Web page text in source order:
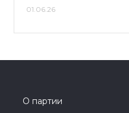
01.06.26
О партии